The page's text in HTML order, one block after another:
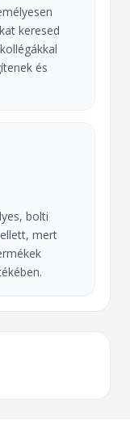
keresed
és
bolti
mert